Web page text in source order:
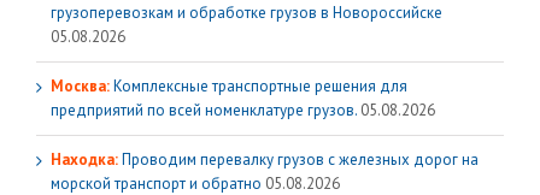
грузоперевозкам и обработке грузов в Новороссийске
05.08.2026
Москва:Комплексные транспортные решения для
предприятий по всей номенклатуре грузов. 05.08.2026
Находка:Проводим перевалку грузов с железных дорог на
морской транспорт и обратно 05.08.2026